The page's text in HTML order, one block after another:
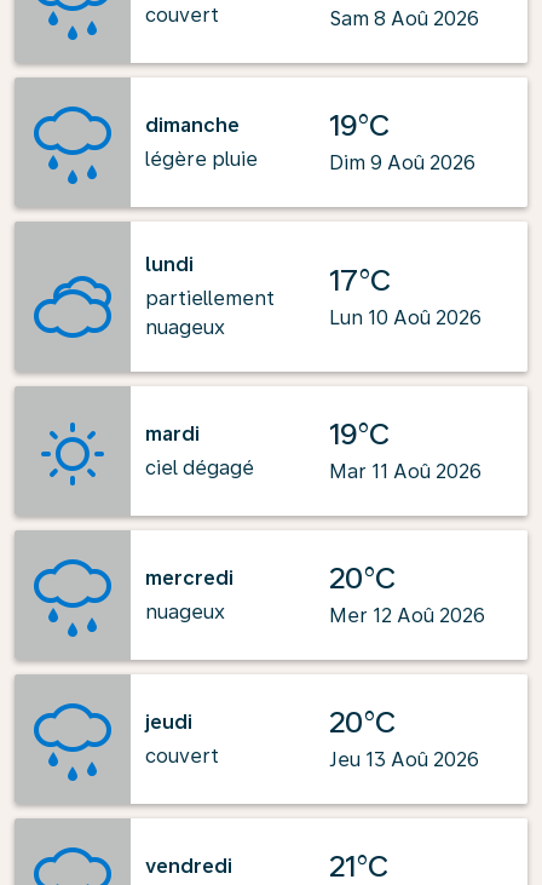
couvert
Sam 8 Aoû 2026
dimanche
légère pluie
19°C
Dim 9 Aoû 2026
lundi
partiellement
nuageux
17°C
Lun 10 Aoû 2026
mardi
ciel dégagé
19°C
Mar 11 Aoû 2026
mercredi
nuageux
20°C
Mer 12 Aoû 2026
jeudi
couvert
20°C
Jeu 13 Aoû 2026
vendredi
21°C